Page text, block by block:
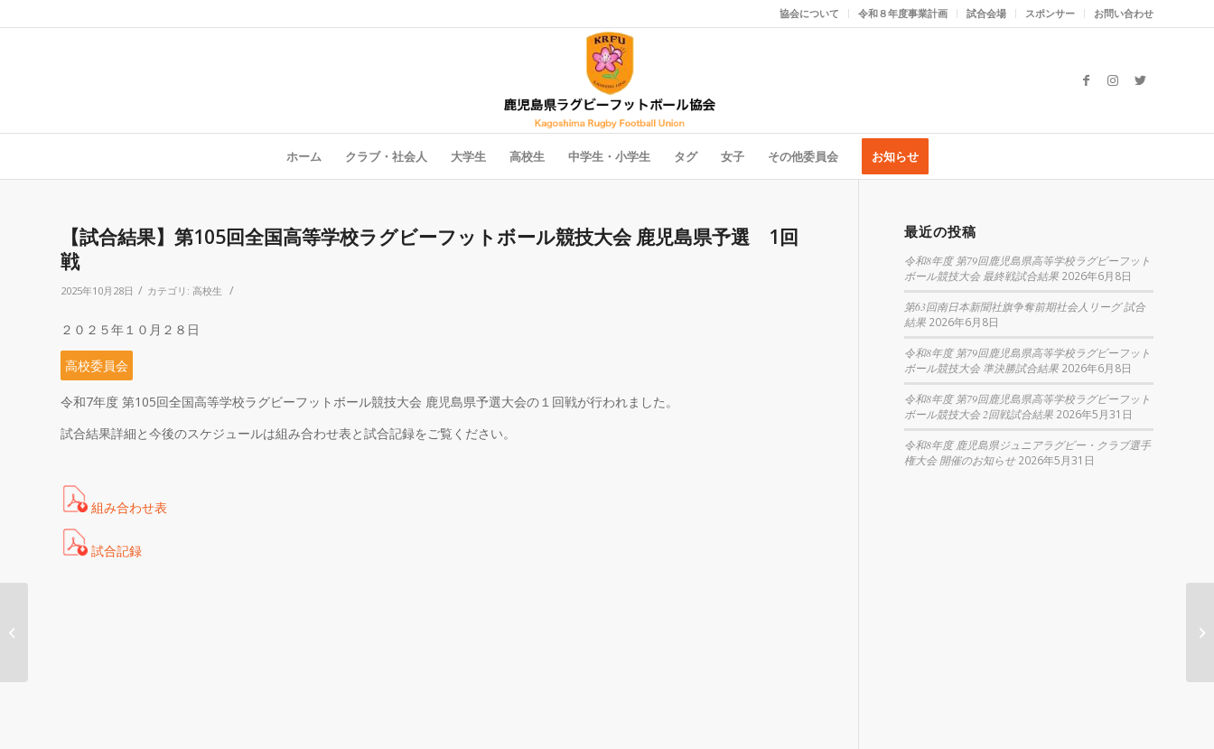
協会について 令和８年度事業計画 試合会場 スポンサー お問い合わせ
ホーム クラブ・社会人 大学生 高校生 中学生・小学生 タグ 女子 その他委員会 お知らせ
【試合結果】第105回全国高等学校ラグビーフットボール競技大会 鹿児島県予選 1回
戦
2025年10月28日 / カテゴリ: 高校生 /
２０２５年１０月２８日
高校委員会
令和7年度 第105回全国高等学校ラグビーフットボール競技大会 鹿児島県予選大会の１回戦が行われました。
試合結果詳細と今後のスケジュールは組み合わせ表と試合記録をご覧ください。
組み合わせ表
試合記録
最近の投稿
令和8年度 第79回鹿児島県高等学校ラグビーフット
ボール競技大会 最終戦試合結果 2026年6月8日
第63回南日本新聞社旗争奪前期社会人リーグ 試合
結果 2026年6月8日
令和8年度 第79回鹿児島県高等学校ラグビーフット
ボール競技大会 準決勝試合結果 2026年6月8日
令和8年度 第79回鹿児島県高等学校ラグビーフット
ボール競技大会 2回戦試合結果 2026年5月31日
令和8年度 鹿児島県ジュニアラグビー・クラブ選手
権大会 開催のお知らせ 2026年5月31日